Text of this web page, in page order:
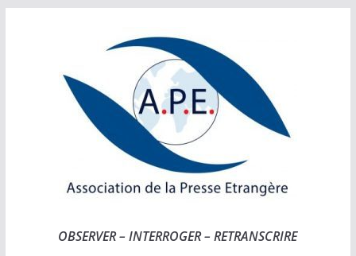
OBSERVER – INTERROGER – RETRANSCRIRE